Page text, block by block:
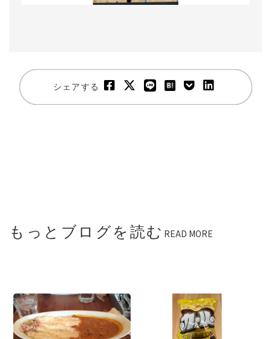
シェアする
もっとブログを読む READ MORE